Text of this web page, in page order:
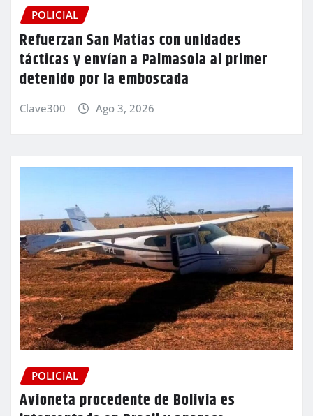
POLICIAL
Refuerzan San Matías con unidades
tácticas y envían a Palmasola al primer
detenido por la emboscada
Clave300 Ago 3, 2026
POLICIAL
Avioneta procedente de Bolivia es